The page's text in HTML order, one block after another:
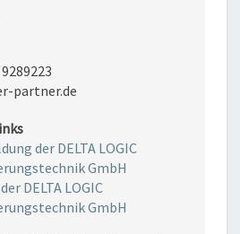
partner.de
der DELTA LOGIC
GmbH
DELTA LOGIC
GmbH